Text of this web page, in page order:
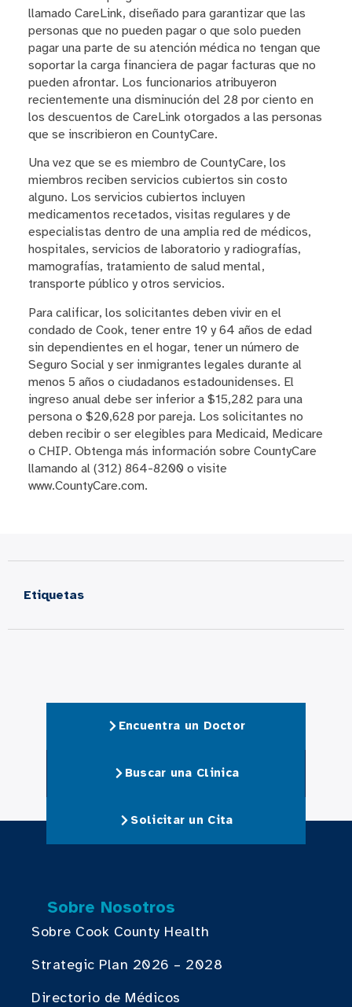
llamado CareLink, diseñado para garantizar que las
personas que no pueden pagar o que solo pueden
pagar una parte de su atención médica no tengan que
soportar la carga financiera de pagar facturas que no
pueden afrontar. Los funcionarios atribuyeron
recientemente una disminución del 28 por ciento en
los descuentos de CareLink otorgados a las personas
que se inscribieron en CountyCare.
Una vez que se es miembro de CountyCare, los
miembros reciben servicios cubiertos sin costo
alguno. Los servicios cubiertos incluyen
medicamentos recetados, visitas regulares y de
especialistas dentro de una amplia red de médicos,
hospitales, servicios de laboratorio y radiografías,
mamografías, tratamiento de salud mental,
transporte público y otros servicios.
Para calificar, los solicitantes deben vivir en el
condado de Cook, tener entre 19 y 64 años de edad
sin dependientes en el hogar, tener un número de
Seguro Social y ser inmigrantes legales durante al
menos 5 años o ciudadanos estadounidenses. El
ingreso anual debe ser inferior a $15,282 para una
persona o $20,628 por pareja. Los solicitantes no
deben recibir o ser elegibles para Medicaid, Medicare
o CHIP. Obtenga más información sobre CountyCare
llamando al (312) 864-8200 o visite
www.CountyCare.com.
Etiquetas
Encuentra un Doctor
Buscar una Clinica
Solicitar un Cita
Sobre Nosotros
Sobre Cook County Health
Strategic Plan 2026 – 2028
Directorio de Médicos